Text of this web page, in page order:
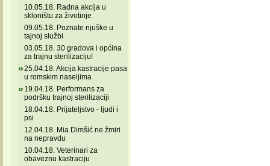
10.05.18. Radna akcija u
skloništu za životinje
09.05.18. Poznate njuške u
tajnoj službi
03.05.18. 30 gradova i općina
za trajnu sterilizaciju!
25.04.18. Akcija kastracije pasa
u romskim naseljima
19.04.18. Performans za
podršku trajnoj sterilizaciji
18.04.18. Prijateljstvo - ljudi i
psi
12.04.18. Mia Dimšić ne žmiri
na nepravdu
10.04.18. Veterinari za
obaveznu kastraciju